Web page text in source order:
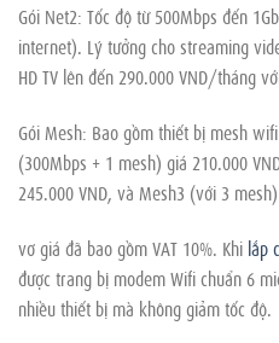
Gói Net2: Tốc độ từ 500Mbps đến
internet). Lý tưởng cho streaming
HD TV lên đến 290.000 VND/tháng
Gói Mesh: Bao gồm thiết bị mesh
(300Mbps + 1 mesh) giá 210.000
245.000 VND, và Mesh3 (với 3
vơ giá đã bao gồm VAT 10%. Khi lắp
được trang bị modem Wifi chuẩn 6
nhiều thiết bị mà không giảm tốc độ.